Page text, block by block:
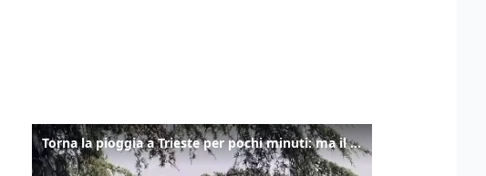
Torna la pioggia a Trieste per pochi minuti: ma il caldo non molla